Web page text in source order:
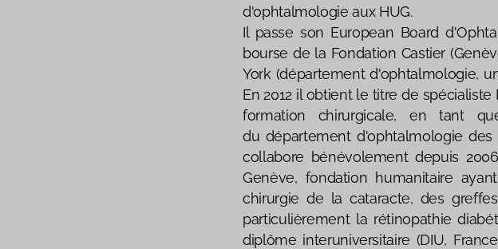
d'ophtalmologie aux HUG.
Il passe son European Board
bourse de la Fondation Castier
York (département d'ophtalmologie,
En 2012 il obtient le titre de
formation chirurgicale, en tant
du département d'ophtalmologie
collabore bénévolement depuis
Genève, fondation humanitaire
chirurgie de la cataracte, des
particulièrement la rétinopathie
diplôme interuniversitaire (DIU,